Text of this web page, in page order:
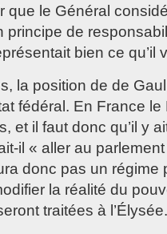
que le Général
principe de
bien ce qu’il
la position de de
fédéral. En France
et il faut donc qu’il y
il « aller au
donc pas un
la réalité du
traitées à l’Élysée.